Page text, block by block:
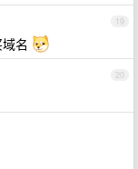
19
名
20